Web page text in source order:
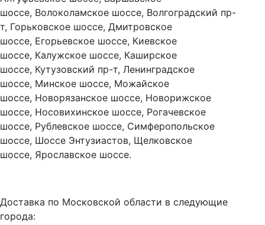
шоссе, Волоколамское шоссе, Волгоградский пр-
т, Горьковское шоссе, Дмитровское
шоссе, Егорьевское шоссе, Киевское
шоссе, Калужское шоссе, Каширское
шоссе, Кутузовский пр-т, Ленинградское
шоссе, Минское шоссе, Можайское
шоссе, Новорязанское шоссе, Новорижское
шоссе, Носовихинское шоссе, Рогачевское
шоссе, Рублевское шоссе, Симферопольское
шоссе, Шоссе Энтузиастов, Щелковское
шоссе, Ярославское шоссе.
Доставка по Московской области в следующие
города: